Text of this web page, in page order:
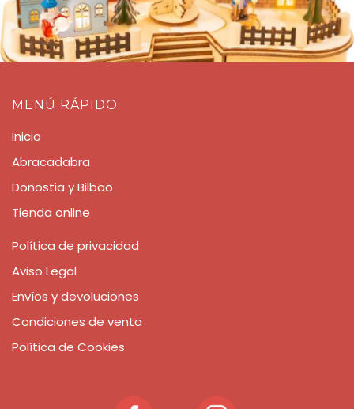
MENÚ RÁPIDO
Inicio
Abracadabra
Donostia y Bilbao
Tienda online
Política de privacidad
Aviso Legal
Envíos y devoluciones
Condiciones de venta
Política de Cookies